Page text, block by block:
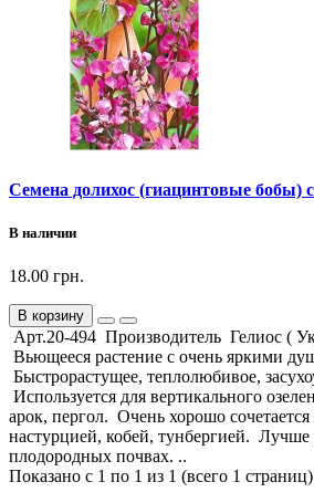
Семена долихос (гиацинтовые бобы)
В наличии
18.00 грн.
В корзину
Арт.20-494 Производитель Гелиос (
Вьющееся растение с очень яркими
Быстрорастущее, теплолюбивое,
Используется для вертикального
арок, пергол. Очень хорошо
настурцией, кобей, тунбергией. Лучше
плодородных почвах. ..
Показано с 1 по 1 из 1 (всего 1 страниц)